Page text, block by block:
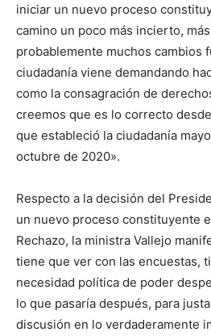
iniciar un nuevo proceso
camino un poco más incierto,
probablemente muchos cambios
ciudadanía viene demandando
como la consagración de
creemos que es lo correcto
que estableció la ciudadanía
octubre de 2020».
Respecto a la decisión del
un nuevo proceso constituyente
Rechazo, la ministra Vallejo
tiene que ver con las encuestas,
necesidad política de poder
lo que pasaría después, para
discusión en lo verdaderamente